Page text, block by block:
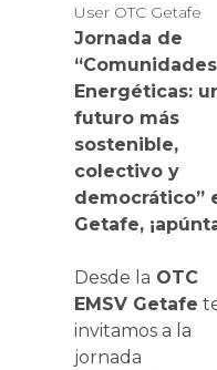
User OTC Getafe
Jornada de
“Comunidades
Energéticas:
futuro más
sostenible,
colectivo y
democrático”
Getafe,
Desde la OTC
EMSV Getafe
invitamos a la
jornada